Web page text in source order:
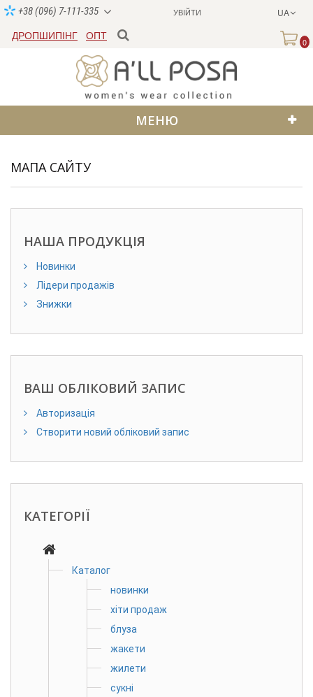
УВІЙТИ UA
+38 (096) 7-111-335
ДРОПШИПІНГ ОПТ
0
МЕНЮ
МАПА САЙТУ
НАША ПРОДУКЦІЯ
Новинки
Лідери продажів
Знижки
ВАШ ОБЛІКОВИЙ ЗАПИС
Авторизація
Створити новий обліковий запис
КАТЕГОРІЇ
Каталог
новинки
хіти продаж
блуза
жакети
жилети
сукні